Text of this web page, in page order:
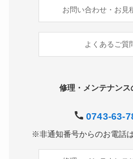
お問い合わせ・お見
よくあるご質
修理・メンテナンス
0743-63-
※非通知番号からのお電話